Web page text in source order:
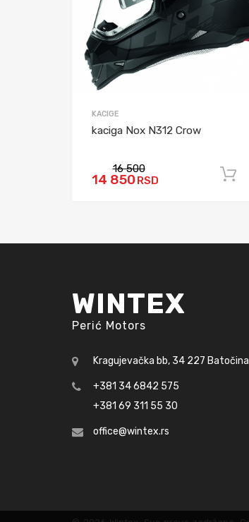
KACIGE
kaciga Nox N312 Crow
16 500
14 850RSD
WINTEX
Perić Motors
Kragujevačka bb, 34 227 Batočina
+381 34 6842 575
+381 69 311 55 30
office@wintex.rs